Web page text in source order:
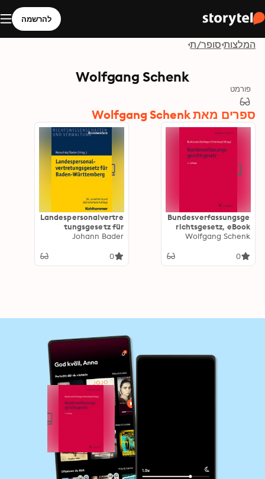
להרשמה
המלצות סופר/ת
Wolfgang Schenk
פורמט
ספרים מאת Wolfgang Schenk
Bundesverfassungsge
richtsgesetz, eBook
Wolfgang Schenk
0
Landespersonalvertre
tungsgesetz für
Baden-Württemberg
Johann Bader
0